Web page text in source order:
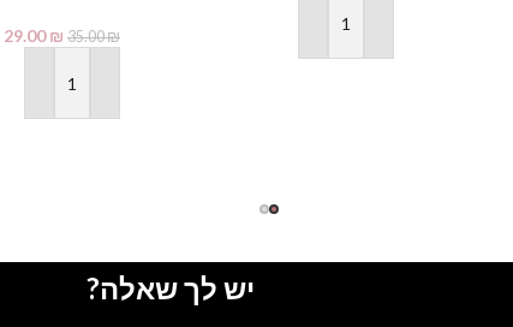
הוספה לסל 35.00₪
29.00₪
הוספה לסל
יש לך שאלה?